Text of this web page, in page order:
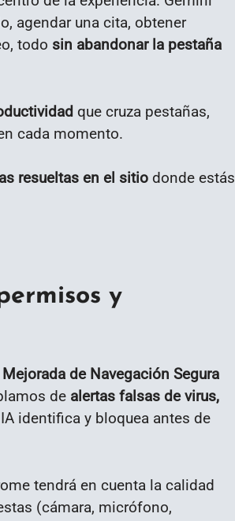
agendar una cita, obtener
todo sin abandonar la pestaña
que cruza pestañas,
cada momento.
resueltas en el sitio donde estás
y
de Navegación Segura
de alertas falsas de virus,
identifica y bloquea antes de
tendrá en cuenta la calidad
(cámara, micrófono,